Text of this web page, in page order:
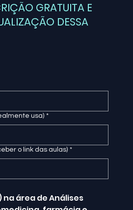
GRATUITA E
DESSA
usa) *
o link das aulas) *
na área de Análises